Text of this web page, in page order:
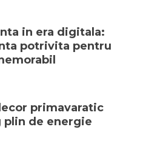
in era digitala:
potrivita pentru
primavaratic
de energie